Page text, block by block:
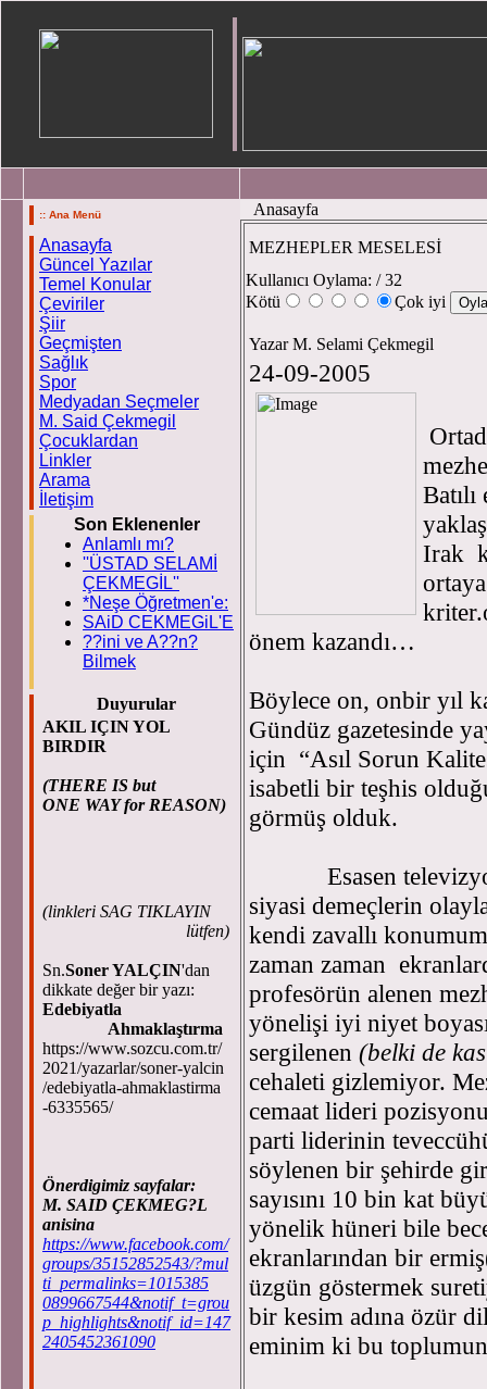
:: Ana Menü
Anasayfa
Güncel Yazılar
Temel Konular
Çeviriler
Şiir
Geçmişten
Sağlık
Spor
Medyadan Seçmeler
M. Said Çekmegil
Çocuklardan
Linkler
Arama
İletişim
Son Eklenenler
Anlamlı mı?
''ÜSTAD SELAMİ
ÇEKMEGİL''
*Neşe Öğretmen'e:
SAiD CEKMEGiL'E
??ini ve A??n?
Bilmek
Duyurular
AKIL IÇIN YOL
BIRDIR
(THERE IS but
ONE WAY for REASON)
(linkleri SAG TIKLAYIN
lütfen)
Sn.Soner YALÇIN'dan
dikkate değer bir yazı:
Edebiyatla
Ahmaklaştırma
https://www.sozcu.com.tr/
2021/yazarlar/soner-yalcin
/edebiyatla-ahmaklastirma
-6335565/
Önerdigimiz sayfalar:
M. SAID ÇEKMEG?L
anisina
https://www.facebook.com/
groups/35152852543/?mul
ti_permalinks=1015385
0899667544&notif_t=grou
p_highlights&notif_id=147
2405452361090
Anasayfa
MEZHEPLER MESELESİ
Kullanıcı Oylama: / 32
Kötü
Çok iyi
Yazar M. Selami Çekmegil
24-09-2005
Irak
önem kazandı…
Böylece on, onbir yıl
Gündüz gazetesinde
için “Asıl Sorun
isabetli bir teşhis
görmüş olduk.
Esasen televizyon
siyasi demeçlerin
kendi zavallı
zaman zaman
profesörün alenen
yönelişi iyi niyet
sergilenen (belki de
cehaleti gizlemiyor.
cemaat lideri
parti liderinin
söylenen bir şehirde
sayısını 10 bin kat
yönelik hüneri bile
ekranlarından bir
üzgün göstermek
bir kesim adına özür
eminim ki bu